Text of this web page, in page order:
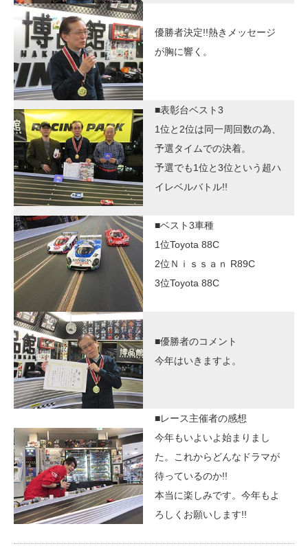
優勝者決定!!熱きメッセージ
が胸に響く。
■表彰台ベスト3
1位と2位は同一周回数の為、
予選タイムでの決着。
予選でも1位と3位という超ハ
イレベルバトル!!
■ベスト3車種
1位Toyota 88C
2位Ｎｉｓｓａｎ R89C
3位Toyota 88C
■優勝者のコメント
今年はいきますよ。
■レース主催者の感想
今年もいよいよ始まりまし
た。これからどんなドラマが
待っているのか!!
本当に楽しみです。今年もよ
ろしくお願いします!!